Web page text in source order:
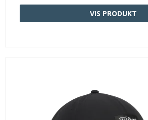
VIS PRODUKT